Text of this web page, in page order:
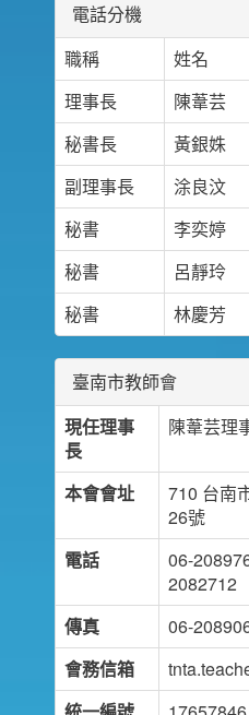
電話分機
職稱
姓名
理事長
陳葦芸
秘書長
黃銀姝
副理事長
涂良汶
秘書
李奕婷
秘書
呂靜玲
秘書
林慶芳
臺南市教師會
現任理事
長
陳葦芸理
本會會址
710 台南
26號
電話
06-
2082712
傳真
06-
會務信箱